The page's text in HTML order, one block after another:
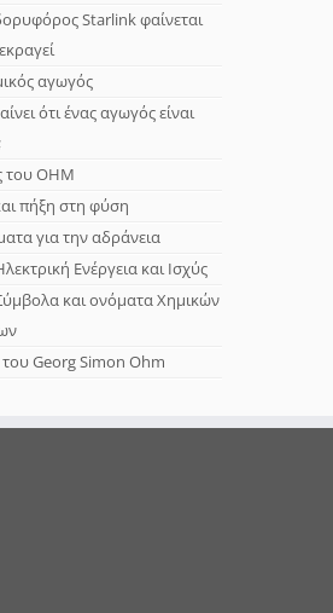
Starlink φαίνεται
αγωγός
ότι ένας αγωγός είναι
του OHM
πήξη στη φύση
για την αδράνεια
Ενέργεια και Ισχύς
και ονόματα Χημικών
Georg Simon Ohm